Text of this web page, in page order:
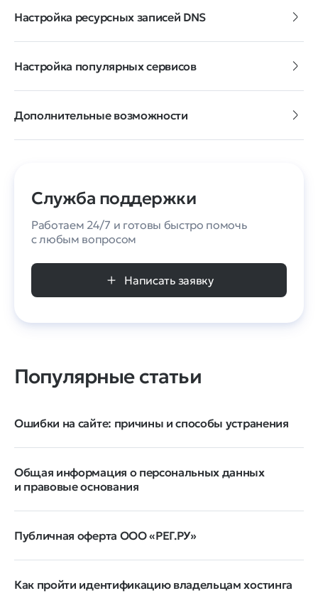
Настройка ресурсных записей DNS
Настройка популярных сервисов
Дополнительные возможности
Служба поддержки
Работаем 24/7 и готовы быстро помочь
с любым вопросом
Написать заявку
Популярные статьи
Ошибки на сайте: причины и способы устранения
Общая информация о персональных данных
и правовые основания
Публичная оферта ООО «РЕГ.РУ»
Как пройти идентификацию владельцам хостинга